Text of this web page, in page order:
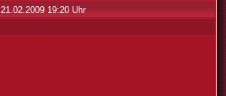
21.02.2009 19:20 Uhr